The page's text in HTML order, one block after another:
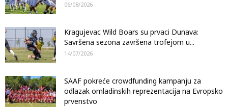
06/08/2026
Kragujevac Wild Boars su prvaci Dunava:
Savršena sezona završena trofejom u...
14/07/2026
SAAF pokreće crowdfunding kampanju za
odlazak omladinskih reprezentacija na Evropsko
prvenstvo